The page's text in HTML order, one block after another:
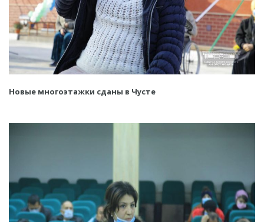
Новые многоэтажки сданы в Чусте